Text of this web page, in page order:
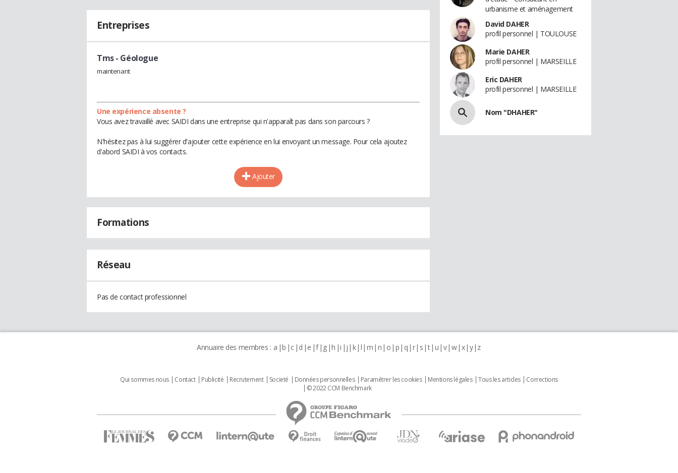
Entreprises
Tms- Géologue
maintenant
Une expérience absente ?
Vous avez travaillé avec SAIDI dans une entreprise qui n'apparaît pas dans son parcours ?
N'hésitez pas à lui suggérer d'ajouter cette expérience en lui envoyant un message. Pour cela ajoutez
d'abord SAIDI à vos contacts.
Ajouter
Formations
Réseau
Pas de contact professionnel
urbanisme et aménagement
David DAHER
profil personnel | TOULOUSE
Marie DAHER
profil personnel | MARSEILLE
Eric DAHER
profil personnel | MARSEILLE
Nom "DHAHER"
Annuaire des membres : a b c d e f g h i j k l m n o p q r s t u v w x y z
Qui sommes nous Contact Publicité Recrutement Societé Données personnelles Paramétrer les cookies Mentions légales Tous les articles
Corrections
© 2022 CCM Benchmark